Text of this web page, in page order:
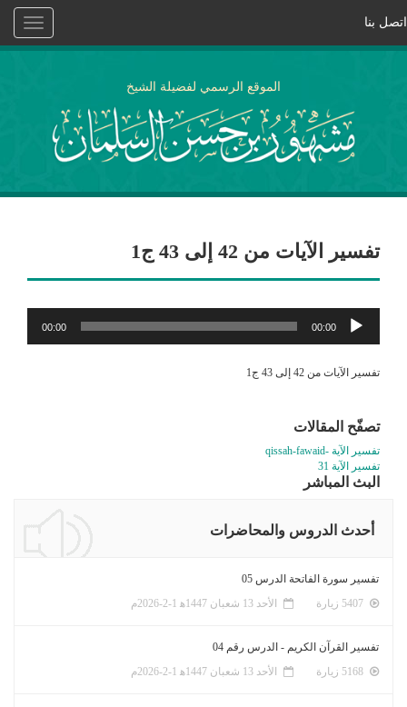
Toggle
اتصل بنا
الموقع الرسمي لفضيلة الشيخ
تفسير الآيات من 42 إلى 43 ج1
مشغل
الصوت
00:00
00:00
تفسير الآيات من 42 إلى 43 ج1
تصفّح المقالات
تفسير الآية -qissah-fawaid
تفسير الآية 31
البث المباشر
أحدث الدروس والمحاضرات
تفسير سورة الفاتحة الدرس 05
الأحد 13 شعبان 1447ﻫ 1-2-2026م
تفسير القرآن الكريم - الدرس رقم 04
الأحد 13 شعبان 1447ﻫ 1-2-2026م